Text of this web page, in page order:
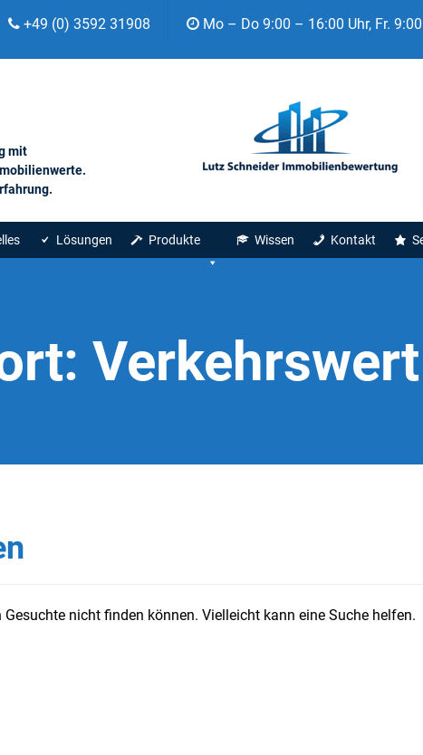
+49 (0) 3592 31908 Mo – Do 9:00 – 16:00 Uhr, Fr.
mit
Lösungen Produkte Wissen Kontakt
nicht finden können. Vielleicht kann eine Suche helfen.